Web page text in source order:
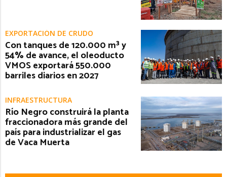
EXPORTACIÓN DE CRUDO
Con tanques de 120.000 m³ y
54% de avance, el oleoducto
VMOS exportará 550.000
barriles diarios en 2027
INFRAESTRUCTURA
Río Negro construirá la planta
fraccionadora más grande del
país para industrializar el gas
de Vaca Muerta